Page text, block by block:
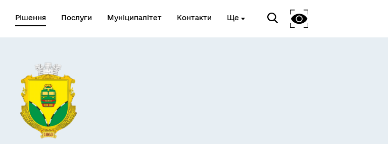
Рішення Послуги Муніципалітет Контакти Ще